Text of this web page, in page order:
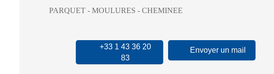
PARQUET - MOULURES - CHEMINEE
+33 1 43 36 20
83
Envoyer un mail